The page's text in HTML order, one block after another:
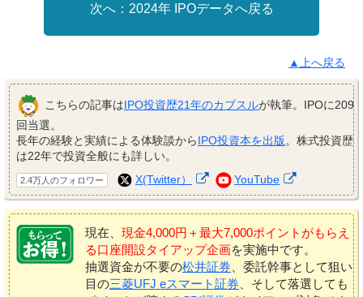
2024年 IPOデータへ戻る
▲上へ戻る
こちらの記事はIPO投資歴21年のカブスルが執筆。IPOに209
回当選。
長年の経験と実績による体験談からIPO投資本を出版。株式投資歴
は22年で投資全般にも詳しい。
2.4万人のフォロワー X(Twitter） YouTube
現在、 現金4,000円＋最大7,000ポイントがもらえ
る口座開設タイアップ企画を実施中です。
抽選資金が不要の松井証券 、委託幹事として狙い
目の三菱UFJ eスマート証券 、そして落選しても